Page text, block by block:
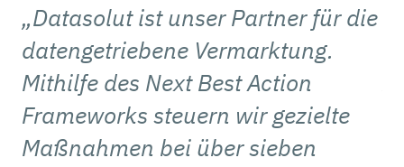
„Datasolut ist unser Partner für die
datengetriebene Vermarktung.
Mithilfe des Next Best Action
Frameworks steuern wir gezielte
Maßnahmen bei über sieben